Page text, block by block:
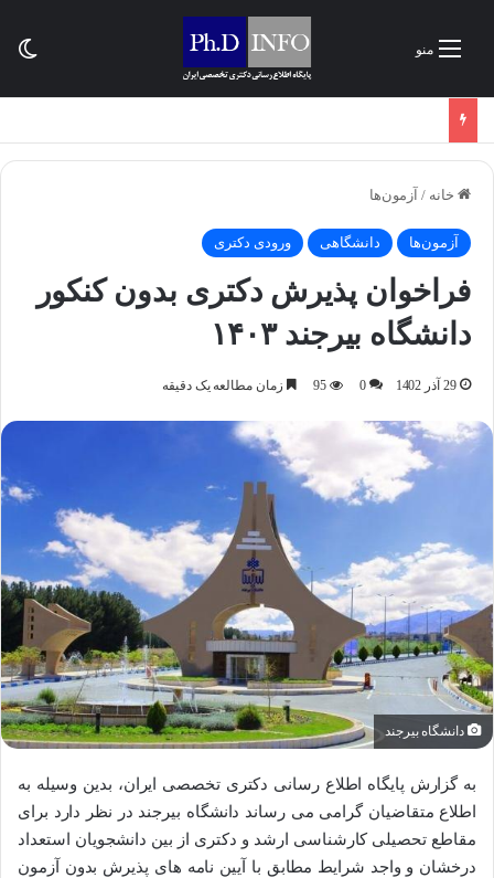
منو
خانه / آزمون‌ها
آزمون‌ها دانشگاهی ورودی دکتری
فراخوان پذیرش دکتری بدون کنکور
دانشگاه بیرجند ۱۴۰۳
29 آذر 1402 0
95 زمان مطالعه یک دقیقه
دانشگاه بیرجند
به گزارش پایگاه اطلاع رسانی دکتری تخصصی ایران، بدین وسیله به
اطلاع متقاضیان گرامی می رساند دانشگاه بیرجند در نظر دارد برای
مقاطع تحصیلی کارشناسی ارشد و دکتری از بین دانشجویان استعداد
درخشان و واجد شرایط مطابق با آیین نامه های پذیرش بدون آزمون